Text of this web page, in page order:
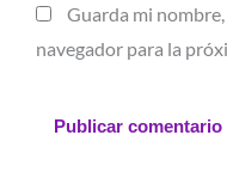
Guarda mi
navegador para la